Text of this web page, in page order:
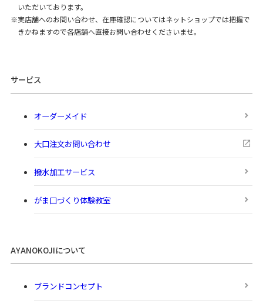
いただいております。
実店舗へのお問い合わせ、在庫確認についてはネットショップでは把握で
きかねますので各店舗へ直接お問い合わせくださいませ。
サービス
オーダーメイド
大口注文お問い合わせ
撥水加工サービス
がま口づくり体験教室
AYANOKOJIについて
ブランドコンセプト